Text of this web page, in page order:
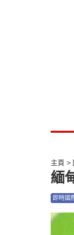
主頁
緬
即時國